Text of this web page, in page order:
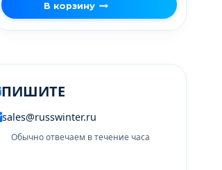
В корзину
ПИШИТЕ
sales@russwinter.ru
Обычно отвечаем в течение часа